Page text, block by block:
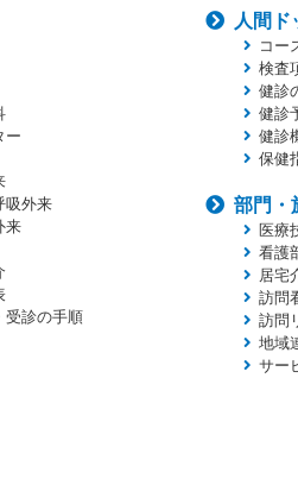
ー
吸外来
来
受診の手順
人間ド
コー
検査
健診
健診
健診
保健
部門・
医療
看護
居宅
訪問
訪問
地域
サー